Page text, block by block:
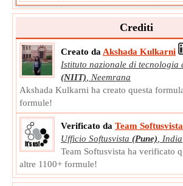
Crediti
Creato da Akshada Kulkarni
Istituto nazionale di tecnologia
(NIIT)
Neemrana
Akshada Kulkarni ha creato questa
formule!
Verificato da Team Softusvista
Ufficio Softusvista (Pune)
India
Team Softusvista ha verificato
altre 1100+ formule!